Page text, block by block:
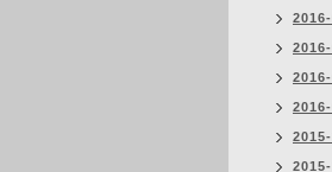
2016-
2016-
2016-
2016-
2015-
2015-